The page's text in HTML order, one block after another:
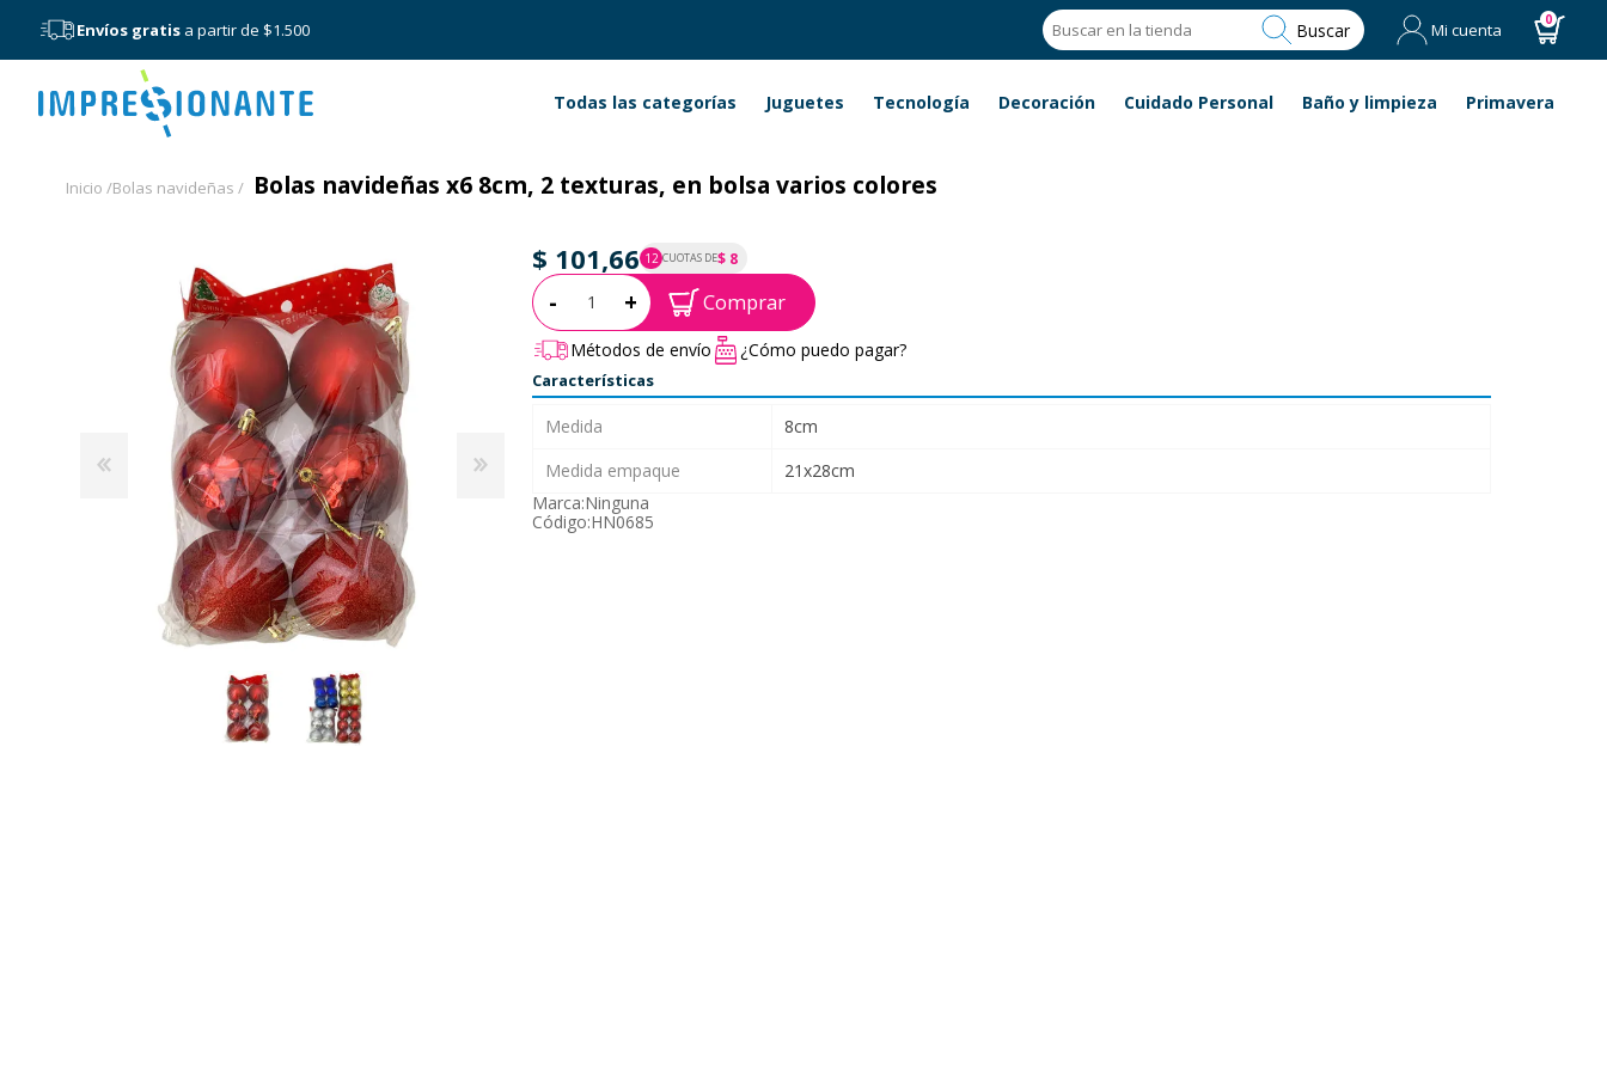
Envíos gratis a partir de $1.500 Buscar Mi cuenta 0
Menú Todas las categorías Juguetes Tecnología Decoración Cuidado Personal Baño y limpieza Primavera
Inicio /Bolas navideñas / Bolas navideñas x6 8cm, 2 texturas, en bolsa varios colores
$ 101,66 12 CUOTAS DE$ 8
P.T.F. $ 102
Cantidad:
- + Comprar
Métodos de envío ¿Cómo puedo pagar?
Características
Medida
8cm
Medida empaque
21x28cm
Marca:Ninguna
Código:HN0685